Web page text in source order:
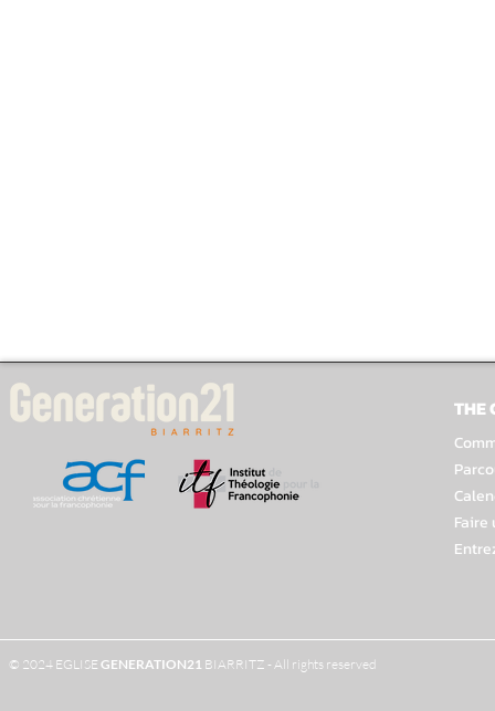
THE
Faire
© 2024 EGLISE GENERATION21 BIARRITZ - All rights reserved